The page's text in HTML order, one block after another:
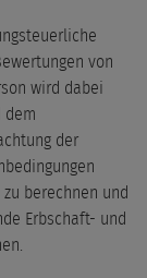
von
wird dabei
dem
der
berechnen und
Erbschaft- und